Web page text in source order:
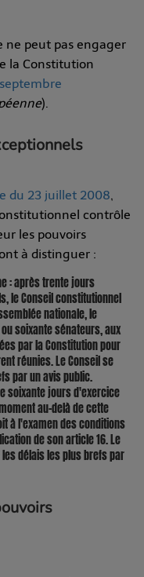
ne peut pas engager
la Constitution
).
du 23 juillet 2008,
contrôle
les pouvoirs
à distinguer :
: après trente jours
le Conseil constitutionnel
nationale, le
soixante sénateurs, aux
par la Constitution pour
réunies. Le Conseil se
par un avis public.
soixante jours d'exercice
au-delà de cette
à l'examen des conditions
de son article 16. Le
délais les plus brefs par